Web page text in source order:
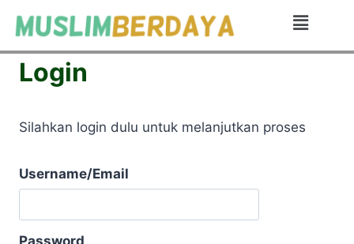
Login
Silahkan login dulu untuk melanjutkan proses
Username/Email